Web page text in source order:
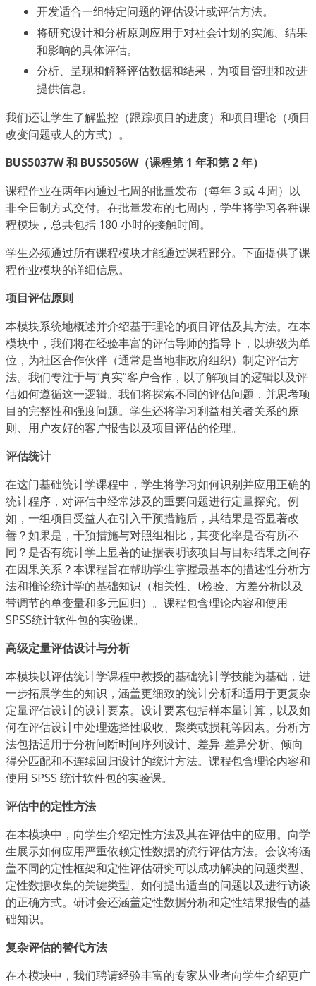
开发适合一组特定问题的评估设计或评估方法。
将研究设计和分析原则应用于对社会计划的实施、结果
和影响的具体评估。
分析、呈现和解释评估数据和结果，为项目管理和改进
提供信息。
我们还让学生了解监控（跟踪项目的进度）和项目理论（项目
改变问题或人的方式）。
BUS5037W 和 BUS5056W（课程第 1 年和第 2 年）
课程作业在两年内通过七周的批量发布（每年 3 或 4 周）以
非全日制方式交付。在批量发布的七周内，学生将学习各种课
程模块，总共包括 180 小时的接触时间。
学生必须通过所有课程模块才能通过课程部分。下面提供了课
程作业模块的详细信息。
项目评估原则
本模块系统地概述并介绍基于理论的项目评估及其方法。在本
模块中，我们将在经验丰富的评估导师的指导下，以班级为单
位，为社区合作伙伴（通常是当地非政府组织）制定评估方
法。我们专注于与“真实”客户合作，以了解项目的逻辑以及评
估如何遵循这一逻辑。我们将探索不同的评估问题，并思考项
目的完整性和强度问题。学生还将学习利益相关者关系的原
则、用户友好的客户报告以及项目评估的伦理。
评估统计
在这门基础统计学课程中，学生将学习如何识别并应用正确的
统计程序，对评估中经常涉及的重要问题进行定量探究。例
如，一组项目受益人在引入干预措施后，其结果是否显著改
善？如果是，干预措施与对照组相比，其变化率是否有所不
同？是否有统计学上显著的证据表明该项目与目标结果之间存
在因果关系？本课程旨在帮助学生掌握最基本的描述性分析方
法和推论统计学的基础知识（相关性、t检验、方差分析以及
带调节的单变量和多元回归）。课程包含理论内容和使用
SPSS统计软件包的实验课。
高级定量评估设计与分析
本模块以评估统计学课程中教授的基础统计学技能为基础，进
一步拓展学生的知识，涵盖更细致的统计分析和适用于更复杂
定量评估设计的设计要素。设计要素包括样本量计算，以及如
何在评估设计中处理选择性吸收、聚类或损耗等因素。分析方
法包括适用于分析间断时间序列设计、差异-差异分析、倾向
得分匹配和不连续回归设计的统计方法。课程包含理论内容和
使用 SPSS 统计软件包的实验课。
评估中的定性方法
在本模块中，向学生介绍定性方法及其在评估中的应用。向学
生展示如何应用严重依赖定性数据的流行评估方法。会议将涵
盖不同的定性框架和定性评估研究可以成功解决的问题类型、
定性数据收集的关键类型、如何提出适当的问题以及进行访谈
的正确方式。研讨会还涵盖定性数据分析和定性结果报告的基
础知识。
复杂评估的替代方法
在本模块中，我们聘请经验丰富的专家从业者向学生介绍更广